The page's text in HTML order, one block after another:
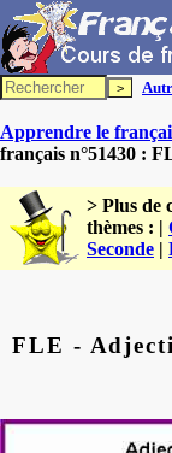
Apprendre le
français n°51430 :
> Plus de
thèmes : |
Seconde |
FLE -